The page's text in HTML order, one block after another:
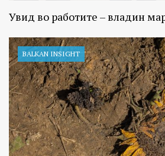
Увид во работите – владин
BALKAN INSIGHT